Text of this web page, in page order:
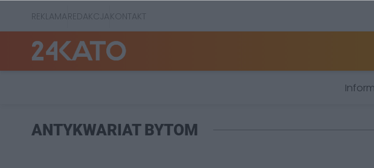
REKLAMAREDAKCJAKONTAKT
ANTYKWARIAT BYTOM